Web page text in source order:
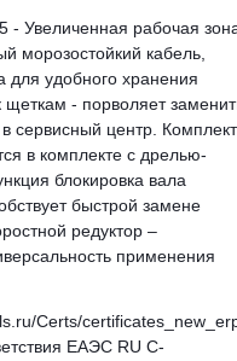
- Увеличенная рабочая
морозостойкий кабель,
для удобного хранения
щеткам - поpволяет
сервисный центр. Комплект
в комплекте с дрелью-
блокировка вала
быстрой замене
редуктор –
применения
Certs/
ЕАЭС RU С-